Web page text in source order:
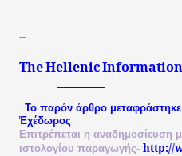
--
TheHellenicInformation
Το παρόν άρθρο μεταφράστηκε
Ἐχέδωρος
Επιτρέπεται η αναδημοσίευση
ιστολογίου παραγωγής- http://